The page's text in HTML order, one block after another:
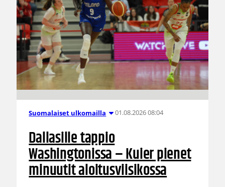
Suomalaiset ulkomailla 01.08.2026 08:04
Dallasille tappio
Washingtonissa – Kuier pienet
minuutit aloitusviisikossa